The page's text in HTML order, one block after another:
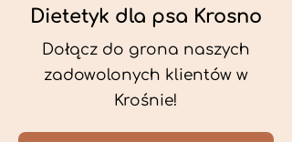
Dietetyk dla psa Krosno
Dołącz do grona naszych
zadowolonych klientów w
Krośnie!